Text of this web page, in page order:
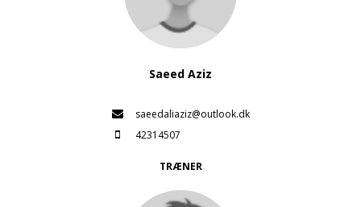
Saeed Aziz
saeedaliaziz@outlook.dk
42314507
TRÆNER